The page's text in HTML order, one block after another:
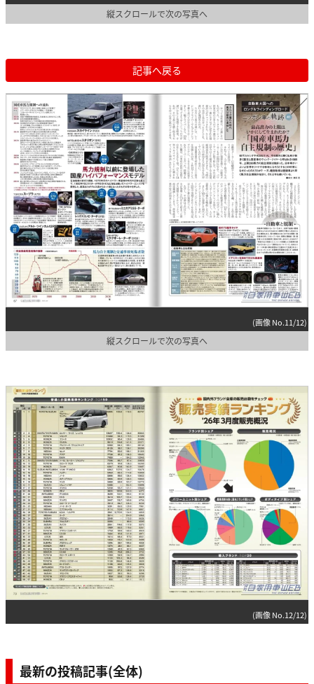
縦スクロールで次の写真へ
記事へ戻る
(画像 No.11/12)
縦スクロールで次の写真へ
(画像 No.12/12)
最新の投稿記事(全体)